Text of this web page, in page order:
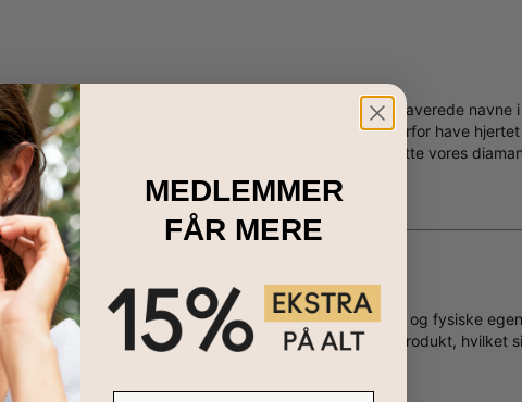
vores Hjerte-Halskæde med diamanter og indgraverede navne
indgraveret med tilhørende diamant til hvert navn. Hvorfor have
på de, du holder allermest af indgraveret med dette vores
har ægte diamanter, der besidder identiske kemiske og fysiske
lab-diamanter fra deres produktion til det endelige produkt, hvilket
MEDLEMMER
FÅR MERE